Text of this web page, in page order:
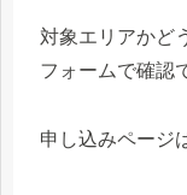
対象エリアかど
フォームで確認
申し込みページ